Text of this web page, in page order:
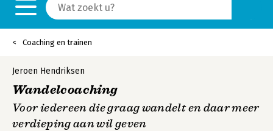
Coaching en trainen
Jeroen Hendriksen
Wandelcoaching
Voor iedereen die graag wandelt en daar meer
verdieping aan wil geven